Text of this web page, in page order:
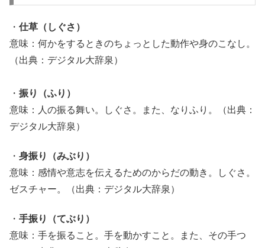
・ 仕草（しぐさ）
意味：何かをするときのちょっとした動作や身のこなし。
（出典：デジタル大辞泉）
・ 振り（ふり）
意味：人の振る舞い。しぐさ。また、なりふり。（出典：
デジタル大辞泉）
・ 身振り（みぶり）
意味：感情や意志を伝えるためのからだの動き。しぐさ。
ゼスチャー。（出典：デジタル大辞泉）
・ 手振り（てぶり）
意味：手を振ること。手を動かすこと。また、その手つ